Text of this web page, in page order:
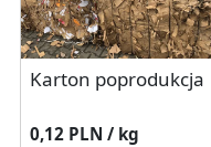
Karton poprodukcja
0,12 PLN / kg